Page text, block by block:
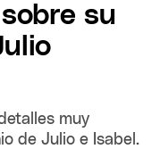
su
muy
de Julio e Isabel.